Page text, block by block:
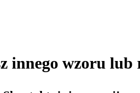
innego wzoru lub